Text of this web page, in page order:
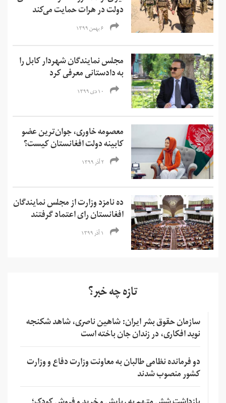
دولت در هرات حمایت می‌کند
۶ بهمن ۱۳۹۹
مجلس نمایندگان شهردار کابل را
به دادستانی معرفی کرد
۱۰ دی ۱۳۹۹
معصومه خاوری، جوان‌ترین عضو
کابینه دولت افغانستان کیست؟
۲ آذر ۱۳۹۹
ده نامزد وزارت از مجلس نمایندگان
افغانستان رای اعتماد گرفتند
۱ آذر ۱۳۹۹
تازه چه خبر؟
سازمان حقوق بشر ایران: شاهین ناصری، شاهد شکنجه
نوید افکاری، در زندان جان باخته است
دو فرمانده نظامی طالبان به معاونت وزارت دفاع و وزارت
کشور منصوب شدند